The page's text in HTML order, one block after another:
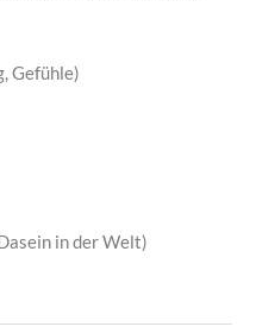
Gefühle)
in der Welt)